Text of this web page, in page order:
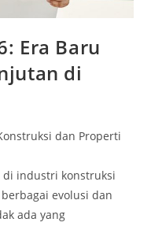
Era Baru
di
dan Properti
di industri konstruksi
evolusi dan
ada yang